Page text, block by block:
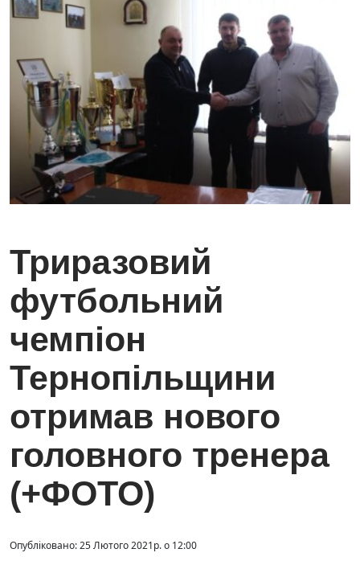
Триразовий
футбольний
чемпіон
Тернопільщини
отримав нового
головного тренера
(+ФОТО)
Опубліковано: 25 Лютого 2021р. о 12:00